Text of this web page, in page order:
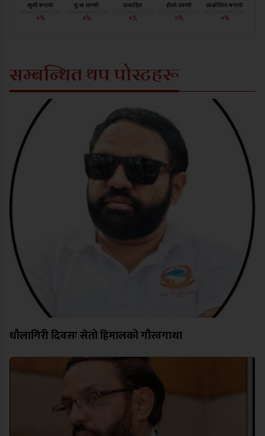
खुसी बनायो
०%
दु:ख लाग्यो
०%
उत्साहित
०%
हाँसो लाग्यो
०%
आक्रोशित बनायो
०%
सम्बन्धित थप पोस्टहरू
धौलागिरी दिवसः सेतो हिमालको गौरवगाथा